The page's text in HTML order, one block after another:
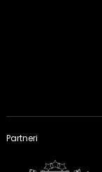
Partneri